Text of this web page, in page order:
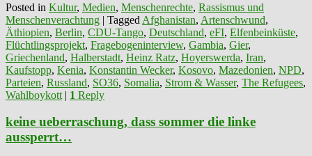
Posted in Kultur, Medien, Menschenrechte, Rassismus und
Menschenverachtung | Tagged Afghanistan, Artenschwund,
Äthiopien, Berlin, CDU-Tango, Deutschland, eFI, Elfenbeinküste,
Flüchtlingsprojekt, Fragebogeninterview, Gambia, Gier,
Griechenland, Halberstadt, Heinz Ratz, Hoyerswerda, Iran,
Kaufstopp, Kenia, Konstantin Wecker, Kosovo, Mazedonien, NPD,
Parteien, Russland, SO36, Somalia, Strom & Wasser, The Refugees,
Wahlboykott | 1 Reply
keine ueberraschung, dass sommer die linke
aussperrt…